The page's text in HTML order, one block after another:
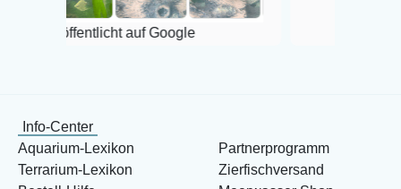
auf Google
Info-Center
Aquarium-Lexikon
Terrarium-Lexikon
Partnerprogramm
Zierfischversand